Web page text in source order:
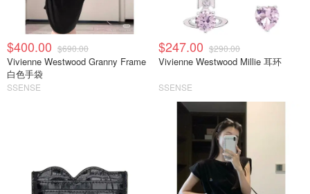
$400.00 $690.00
Vivienne Westwood Granny Frame
白色手袋
SSENSE
$247.00 $290.00
Vivienne Westwood Millie 耳环
SSENSE